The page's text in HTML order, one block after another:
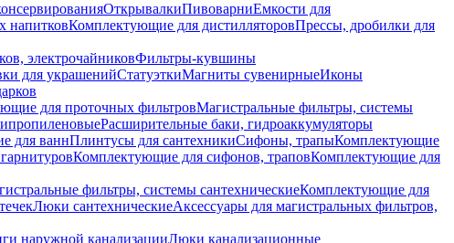
ОткрывалкиПивоварниЕмкости для
напитковКомплектующие для дистилляторовПрессы, дробилки для
электрочайниковФильтры-кувшины
для украшенийСтатуэткиМагниты сувенирныеИконы
для проточных фильтровМагистральные фильтры, системы
Расширительные баки, гидроаккумуляторы
для ваннПлинтусы для сантехникиСифоны, трапыКомплектующие
Комплектующие для сифонов, траповКомплектующие для
фильтры, системы сантехническиеКомплектующие для
Люки сантехническиеАксессуары для магистральных фильтров,
наружной канализацииЛюки канализационные